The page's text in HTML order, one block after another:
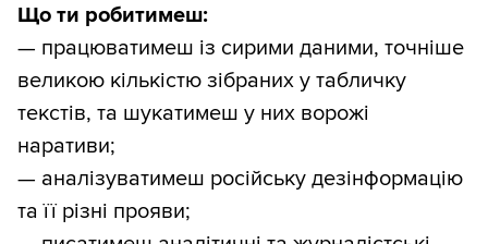
Що ти робитимеш:
— працюватимеш із сирими даними, точніше
великою кількістю зібраних у табличку
текстів, та шукатимеш у них ворожі
наративи;
— аналізуватимеш російську дезінформацію
та її різні прояви;